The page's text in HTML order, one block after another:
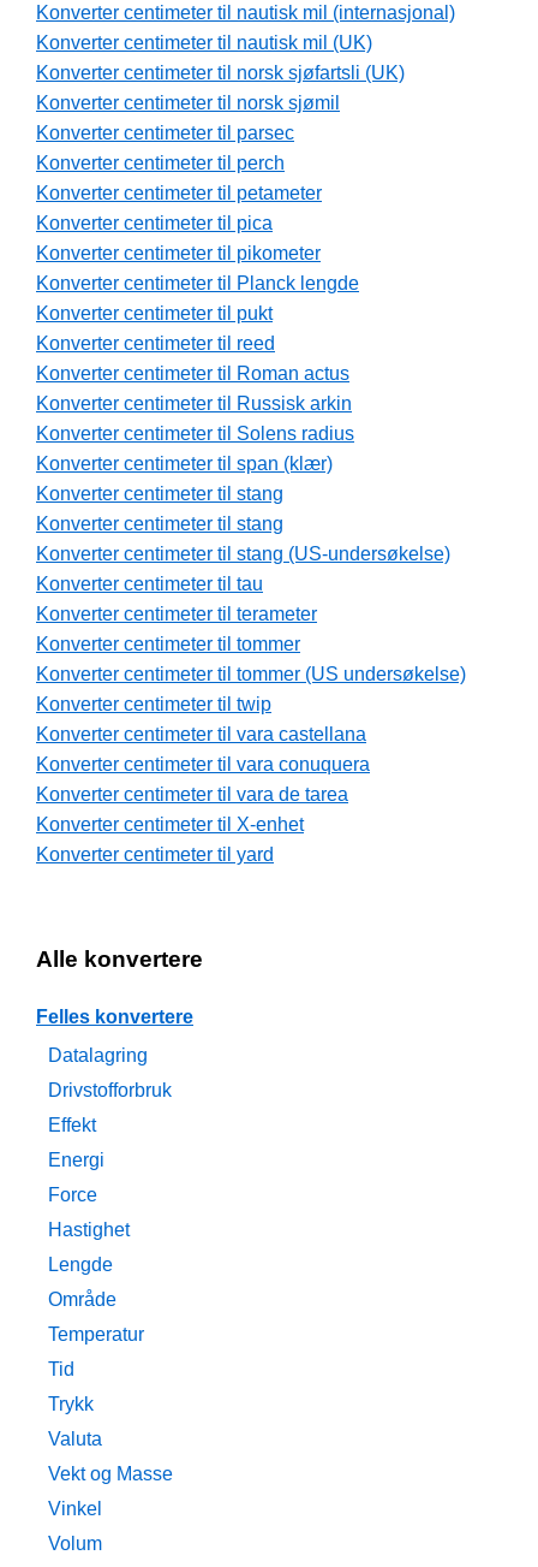
Konverter centimeter til nautisk mil (internasjonal)
Konverter centimeter til nautisk mil (UK)
Konverter centimeter til norsk sjøfartsli (UK)
Konverter centimeter til norsk sjømil
Konverter centimeter til parsec
Konverter centimeter til perch
Konverter centimeter til petameter
Konverter centimeter til pica
Konverter centimeter til pikometer
Konverter centimeter til Planck lengde
Konverter centimeter til pukt
Konverter centimeter til reed
Konverter centimeter til Roman actus
Konverter centimeter til Russisk arkin
Konverter centimeter til Solens radius
Konverter centimeter til span (klær)
Konverter centimeter til stang
Konverter centimeter til stang
Konverter centimeter til stang (US-undersøkelse)
Konverter centimeter til tau
Konverter centimeter til terameter
Konverter centimeter til tommer
Konverter centimeter til tommer (US undersøkelse)
Konverter centimeter til twip
Konverter centimeter til vara castellana
Konverter centimeter til vara conuquera
Konverter centimeter til vara de tarea
Konverter centimeter til X-enhet
Konverter centimeter til yard
Alle konvertere
Felles konvertere
Datalagring
Drivstofforbruk
Effekt
Energi
Force
Hastighet
Lengde
Område
Temperatur
Tid
Trykk
Valuta
Vekt og Masse
Vinkel
Volum